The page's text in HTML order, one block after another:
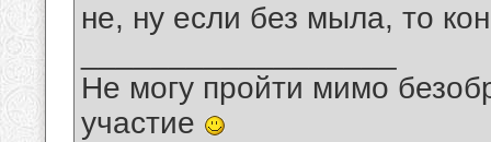
не, ну если без мыла, то
Не могу пройти мимо
участие